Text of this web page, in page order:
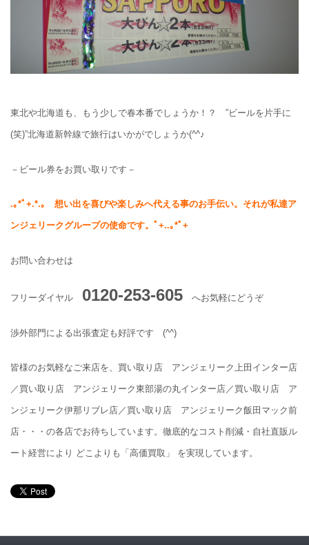
東北や北海道も、もう少しで春本番でしょうか！？ ”ビールを片手に
(笑)”北海道新幹線で旅行はいかがでしょうか(^^♪
－ビール券をお買い取りです－
.｡*ﾟ +.*.｡ 想い出を喜びや楽しみへ代える事のお手伝い。それが私達ア
ンジェリークグループの使命です。ﾟ +..｡*ﾟ +
お問い合わせは
フリーダイヤル 0120-253-605 へお気軽にどうぞ
渉外部門による出張査定も好評です (^^)
皆様のお気軽なご来店を、買い取り店 アンジェリーク上田インター店
／買い取り店 アンジェリーク東部湯の丸インター店／買い取り店 ア
ンジェリーク伊那リブレ店／買い取り店 アンジェリーク飯田マック前
店・・・の各店でお待ちしています。徹底的なコスト削減・自社直販ル
ート経営により どこよりも「高価買取」 を実現しています。